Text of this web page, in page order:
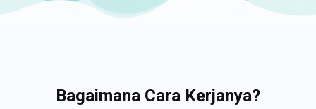
Bagaimana Cara Kerjanya?